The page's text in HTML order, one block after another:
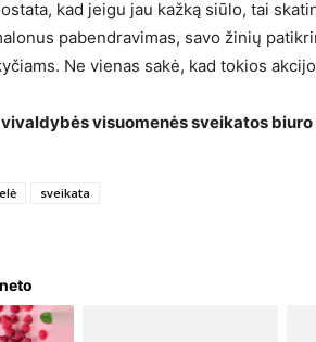
kad jeigu jau kažką siūlo, tai
pabendravimas, savo žinių
Ne vienas sakė, kad tokios
visuomenės sveikatos biuro
sveikata